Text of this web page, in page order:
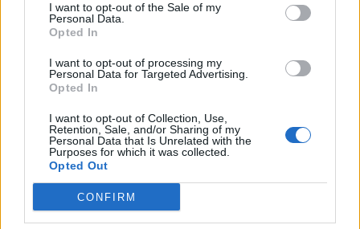
I want to opt-out of the Sale of my
Personal Data.
Opted In
I want to opt-out of processing my
Personal Data for Targeted Advertising.
Opted In
I want to opt-out of Collection, Use,
Retention, Sale, and/or Sharing of my
Personal Data that Is Unrelated with the
Purposes for which it was collected.
Opted Out
CONFIRM
Zpravodajství
Letní kino má za sebou druhé zkušební
promítání
Veronika Bonková - 30. 7. 2018
PŘÍBRAM – Letní kino má za sebou druhé zkušební digitální promítání a
návštěvnost byla podstatě vyšší než u prvního filmu před měsícem.